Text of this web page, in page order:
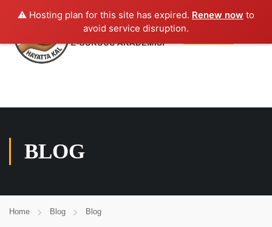
⚠️ Hosting plan for this site has expired. Renew now to
avoid service disruption.
BLOG
Home Blog Blog